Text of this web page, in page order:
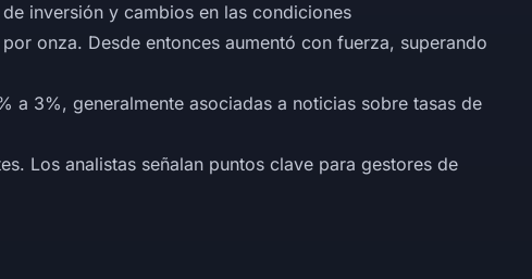
inversión y cambios en las condiciones
onza. Desde entonces aumentó con fuerza, superando
a 3%, generalmente asociadas a noticias sobre tasas de
Los analistas señalan puntos clave para gestores de